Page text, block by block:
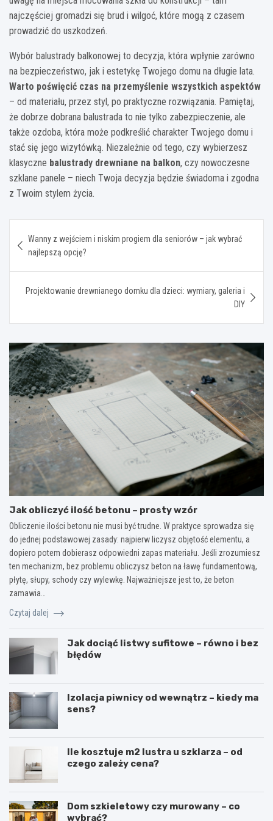
najczęściej gromadzi się brud i wilgoć, które mogą z czasem
prowadzić do uszkodzeń.
Wybór balustrady balkonowej to decyzja, która wpłynie zarówno
na bezpieczeństwo, jak i estetykę Twojego domu na długie lata.
Warto poświęcić czas na przemyślenie wszystkich aspektów
– od materiału, przez styl, po praktyczne rozwiązania. Pamiętaj,
że dobrze dobrana balustrada to nie tylko zabezpieczenie, ale
także ozdoba, która może podkreślić charakter Twojego domu i
stać się jego wizytówką. Niezależnie od tego, czy wybierzesz
klasyczne balustrady drewniane na balkon, czy nowoczesne
szklane panele – niech Twoja decyzja będzie świadoma i zgodna
z Twoim stylem życia.
wpisu
Wanny z wejściem i niskim progiem dla seniorów – jak wybrać
najlepszą opcję?
Projektowanie drewnianego domku dla dzieci: wymiary, galeria i
DIY
Jak obliczyć ilość betonu – prosty wzór
Obliczenie ilości betonu nie musi być trudne. W praktyce sprowadza się
do jednej podstawowej zasady: najpierw liczysz objętość elementu, a
dopiero potem dobierasz odpowiedni zapas materiału. Jeśli zrozumiesz
ten mechanizm, bez problemu obliczysz beton na ławę fundamentową,
płytę, słupy, schody czy wylewkę. Najważniejsze jest to, że beton
zamawia…
Czytaj dalej
Jak dociąć listwy sufitowe – równo i bez
błędów
Izolacja piwnicy od wewnątrz – kiedy ma
sens?
Ile kosztuje m2 lustra u szklarza – od
czego zależy cena?
Dom szkieletowy czy murowany – co
wybrać?